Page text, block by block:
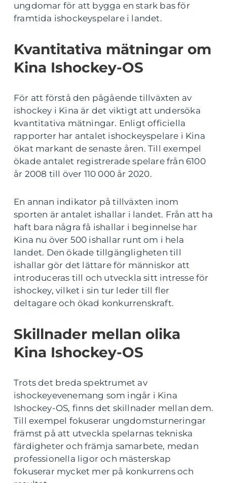
ungdomar för att bygga en stark bas för
framtida ishockeyspelare i landet.
Kvantitativa mätningar om
Kina Ishockey-OS
För att förstå den pågående tillväxten av
ishockey i Kina är det viktigt att undersöka
kvantitativa mätningar. Enligt officiella
rapporter har antalet ishockeyspelare i Kina
ökat markant de senaste åren. Till exempel
ökade antalet registrerade spelare från 6100
år 2008 till över 110 000 år 2020.
En annan indikator på tillväxten inom
sporten är antalet ishallar i landet. Från att ha
haft bara några få ishallar i beginnelse har
Kina nu över 500 ishallar runt om i hela
landet. Den ökade tillgängligheten till
ishallar gör det lättare för människor att
introduceras till och utveckla sitt intresse för
ishockey, vilket i sin tur leder till fler
deltagare och ökad konkurrenskraft.
Skillnader mellan olika
Kina Ishockey-OS
Trots det breda spektrumet av
ishockeyevenemang som ingår i Kina
Ishockey-OS, finns det skillnader mellan dem.
Till exempel fokuserar ungdomsturneringar
främst på att utveckla spelarnas tekniska
färdigheter och främja samarbete, medan
professionella ligor och mästerskap
fokuserar mycket mer på konkurrens och